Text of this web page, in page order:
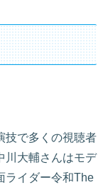
技で多くの視聴者
川大輔さんはモデ
ライダー令和The